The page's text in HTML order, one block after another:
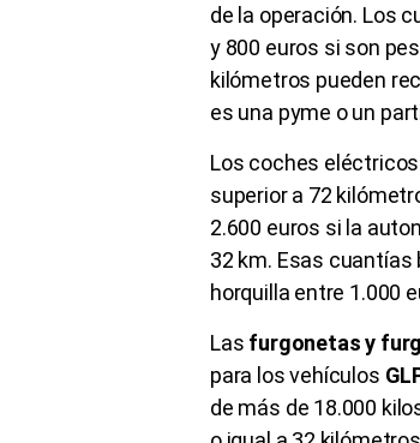
de la operación. Los
y 800 euros si son
kilómetros pueden
es una pyme o un
Los coches
superior a 72
2.600 euros si la
32 km. Esas cuantías
horquilla entre 1.000
Las furgonetas y
para los vehículos
de más de 18.000